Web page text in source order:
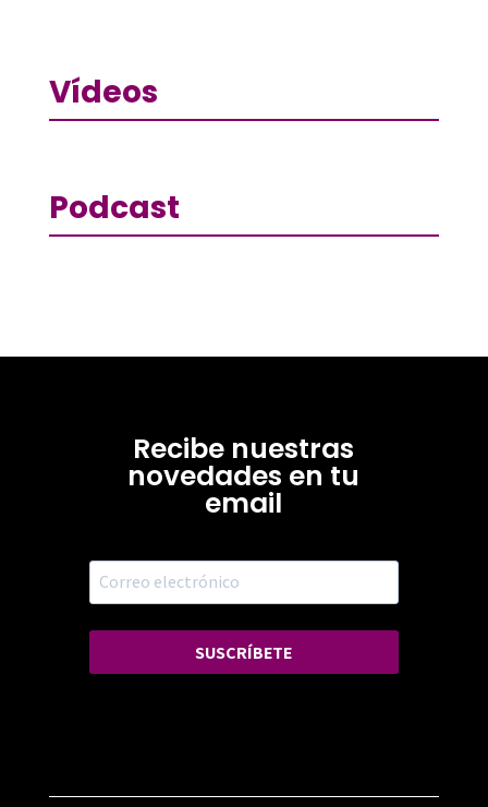
Vídeos
Podcast
Recibe nuestras
novedades en tu
email
SUSCRÍBETE